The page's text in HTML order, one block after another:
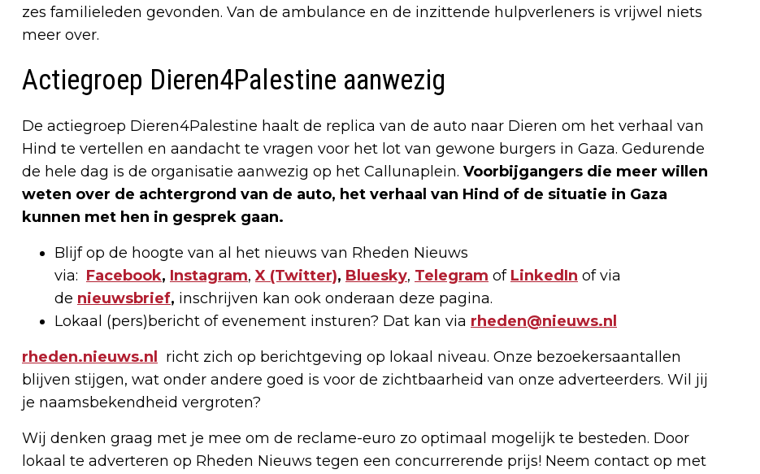
zes familieleden gevonden. Van de ambulance en de inzittende hulpverleners is vrijwel niets
meer over.
Actiegroep Dieren4Palestine aanwezig
De actiegroep Dieren4Palestine haalt de replica van de auto naar Dieren om het verhaal van
Hind te vertellen en aandacht te vragen voor het lot van gewone burgers in Gaza. Gedurende
de hele dag is de organisatie aanwezig op het Callunaplein. Voorbijgangers die meer willen
weten over de achtergrond van de auto, het verhaal van Hind of de situatie in Gaza
kunnen met hen in gesprek gaan.
Blijf op de hoogte van al het nieuws van Rheden Nieuws
via: Facebook, Instagram,X (Twitter), Bluesky, Telegram of LinkedIn of via
de nieuwsbrief, inschrijven kan ook onderaan deze pagina.
Lokaal (pers)bericht of evenement insturen? Dat kan via rheden@nieuws.nl
rheden.nieuws.nl
richt zich op berichtgeving op lokaal niveau. Onze bezoekersaantallen
blijven stijgen, wat onder andere goed is voor de zichtbaarheid van onze adverteerders. Wil jij
je naamsbekendheid vergroten?
Wij denken graag met je mee om de reclame-euro zo optimaal mogelijk te besteden. Door
lokaal te adverteren op Rheden Nieuws tegen een concurrerende prijs! Neem contact op met